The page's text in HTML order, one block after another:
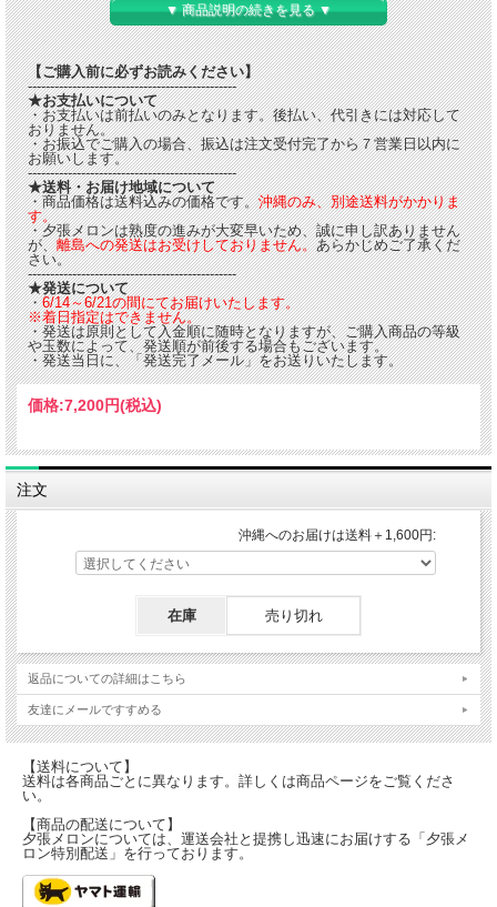
・内容量：40g(1袋あたり)
・特定原材料に準するもの：ゼラチン
※本品製造工場では、特定原材料7品目のうち、卵・乳成分・小麦・えび・かに・
落花生を含む製品を製造しております。
▼ 商品説明の続きを見る ▼
【ご購入前に必ずお読みください】
-----------------------------------------------
★お支払いについて
・お支払いは前払いのみとなります。後払い、代引きには対応して
おりません。
・お振込でご購入の場合、振込は注文受付完了から７営業日以内に
お願いします。
-----------------------------------------------
★送料・お届け地域について
・商品価格は送料込みの価格です。沖縄のみ、別途送料がかかりま
す。
・夕張メロンは熟度の進みが大変早いため、誠に申し訳ありません
が、離島への発送はお受けしておりません。あらかじめご了承くだ
さい。
-----------------------------------------------
★発送について
・6/14～6/21の間にてお届けいたします。
※着日指定はできません。
・発送は原則として入金順に随時となりますが、ご購入商品の等級
や玉数によって、発送順が前後する場合もございます。
・発送当日に、「発送完了メール」をお送りいたします。
価格:7,200円(税込)
注文
沖縄へのお届けは送料＋1,600円:
在庫 売り切れ
返品についての詳細はこちら
友達にメールですすめる
【送料について】
送料は各商品ごとに異なります。詳しくは商品ページをご覧くださ
い。
【商品の配送について】
夕張メロンについては、運送会社と提携し迅速にお届けする「夕張メ
ロン特別配送」を行っております。